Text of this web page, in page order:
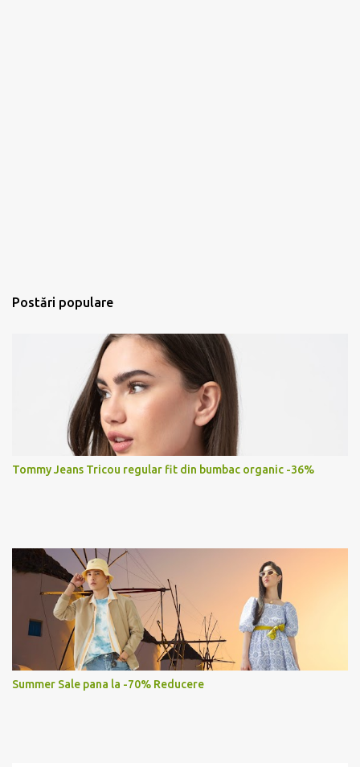
Postări populare
Tommy Jeans Tricou regular fit din bumbac organic -36%
Summer Sale pana la -70% Reducere